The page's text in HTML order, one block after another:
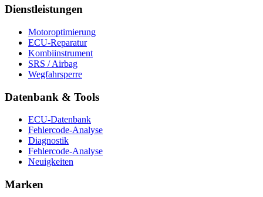
Dienstleistungen
Motoroptimierung
ECU-Reparatur
Kombiinstrument
SRS / Airbag
Wegfahrsperre
Datenbank & Tools
ECU-Datenbank
Fehlercode-Analyse
Diagnostik
Fehlercode-Analyse
Neuigkeiten
Marken